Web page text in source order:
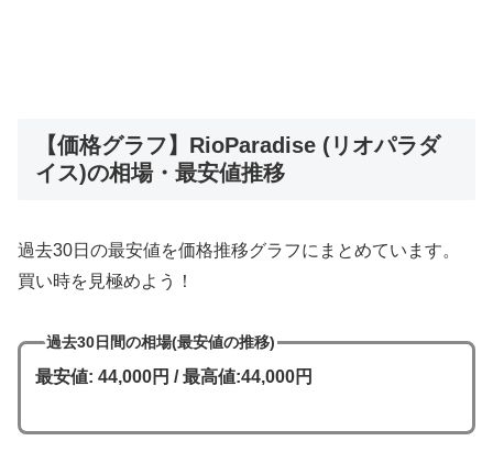
【価格グラフ】RioParadise (リオパラダ
イス)の相場・最安値推移
過去30日の最安値を価格推移グラフにまとめています。
買い時を見極めよう！
過去30日間の相場(最安値の推移)
最安値: 44,000円 / 最高値:44,000円